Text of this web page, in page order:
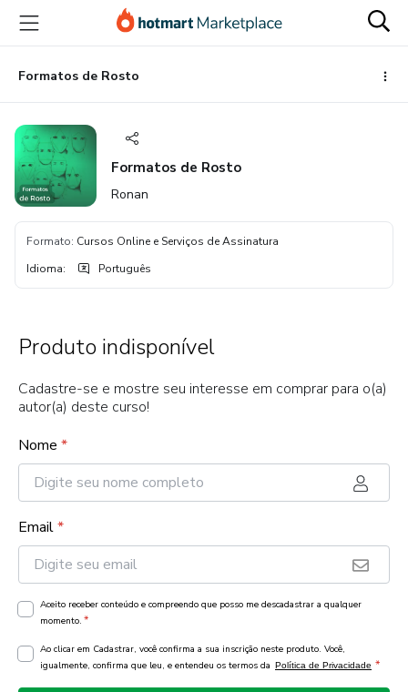
para
conteúdo
principal
para
pagamento
para
rodapé
Formatos de Rosto
Formatos de Rosto
Ronan
Formato: Cursos Online e Serviços de Assinatura
Idioma: Português
Produto indisponível
Cadastre-se e mostre seu interesse em comprar para o(a)
autor(a) deste curso!
Nome *
Email*
Aceito receber conteúdo e compreendo que posso me descadastrar a qualquer
momento. *
Ao clicar em Cadastrar, você confirma a sua inscrição neste produto. Você,
igualmente, confirma que leu, e entendeu os termos da Política de Privacidade *